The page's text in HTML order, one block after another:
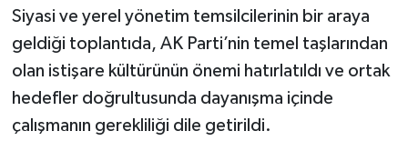
Siyasi ve yerel yönetim temsilcilerinin bir araya
geldiği toplantıda, AK Parti’nin temel taşlarından
olan istişare kültürünün önemi hatırlatıldı ve ortak
hedefler doğrultusunda dayanışma içinde
çalışmanın gerekliliği dile getirildi.